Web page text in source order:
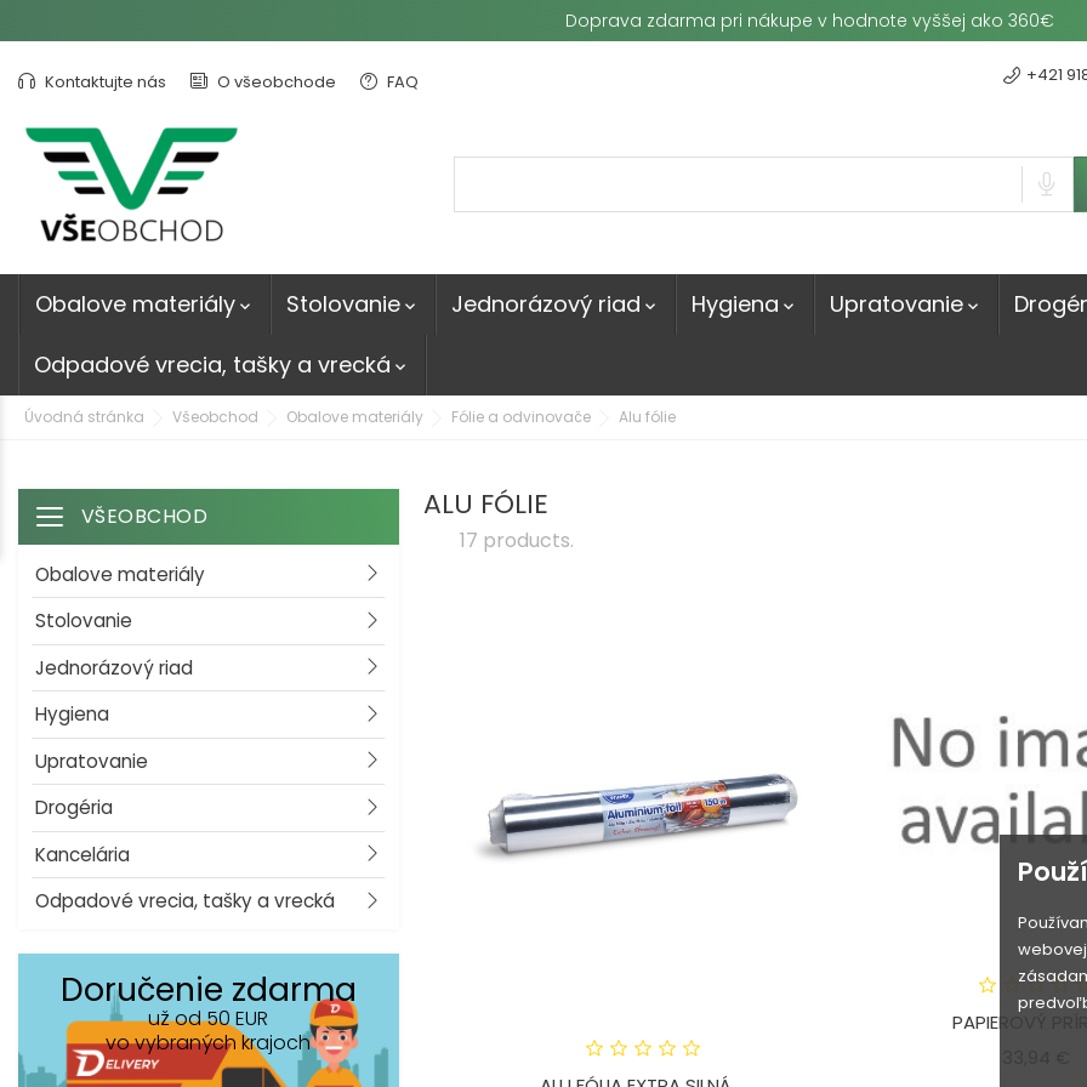
Doprava zdarma pri nákupe v hodnote vyššej ako 360€
Kontaktujte nás O všeobchode FAQ +421
Obalove materiály  Stolovanie  Jednorázový riad  Hygiena  Upratovanie 
Odpadové vrecia, tašky a vrecká 
Úvodná stránka Všeobchod Obalove materiály Fólie a odvinovače Alu fólie
Toggle navigation
VŠEOBCHOD
Obalove materiály
Stolovanie
Jednorázový riad
Hygiena
Upratovanie
Drogéria
Kancelária
Odpadové vrecia, tašky a vrecká
Doručenie zdarma
už od 50 EUR
vo vybraných krajoch
ALU FÓLIE
17 products.
PAPIEROVÝ